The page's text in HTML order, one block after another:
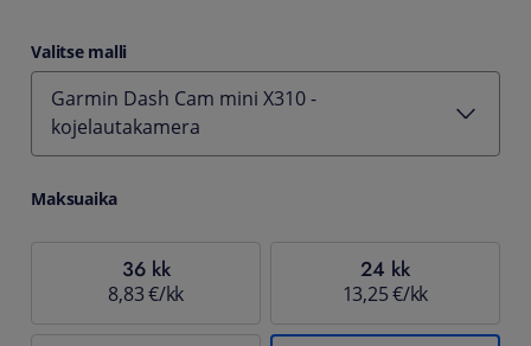
Valitse malli
Garmin Dash Cam mini X310 -
kojelautakamera
Maksuaika
36 kk
8,83 €/kk
24 kk
13,25 €/kk